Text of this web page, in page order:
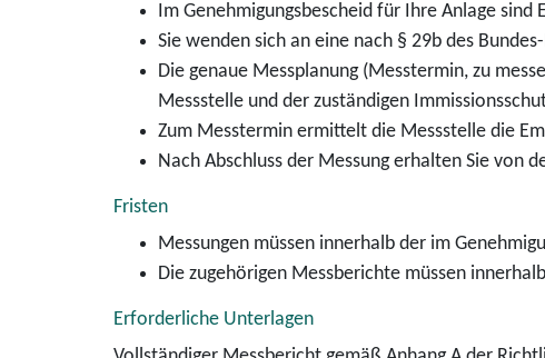
Im Genehmigungsbescheid für Ihre Anlage
Sie wenden sich an eine nach § 29b des
Die genaue Messplanung (Messtermin, zu
Messstelle und der zuständigen
Zum Messtermin ermittelt die Messstelle die
Nach Abschluss der Messung erhalten Sie von
Fristen
Messungen müssen innerhalb der im
Die zugehörigen Messberichte müssen
Erforderliche Unterlagen